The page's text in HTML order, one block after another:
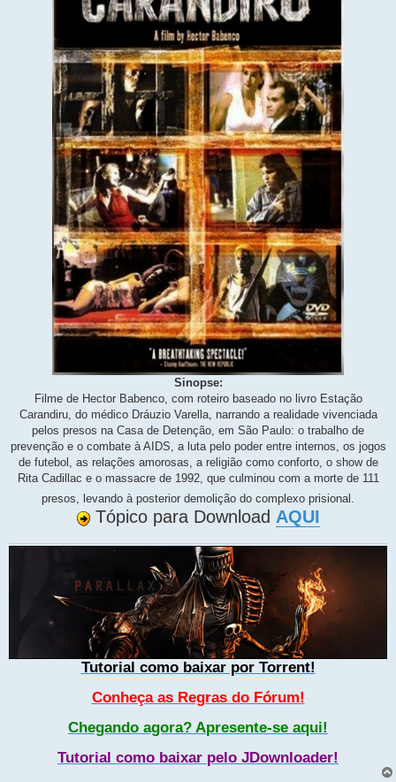
Sinopse:
Filme de Hector Babenco, com roteiro baseado no livro Estação
Carandiru, do médico Dráuzio Varella, narrando a realidade vivenciada
pelos presos na Casa de Detenção, em São Paulo: o trabalho de
prevenção e o combate à AIDS, a luta pelo poder entre internos, os jogos
de futebol, as relações amorosas, a religião como conforto, o show de
Rita Cadillac e o massacre de 1992, que culminou com a morte de 111
presos, levando à posterior demolição do complexo prisional.
Tópico para Download AQUI
Tutorial como baixar por Torrent!
Conheça as Regras do Fórum!
Chegando agora? Apresente-se aqui!
Tutorial como baixar pelo JDownloader!